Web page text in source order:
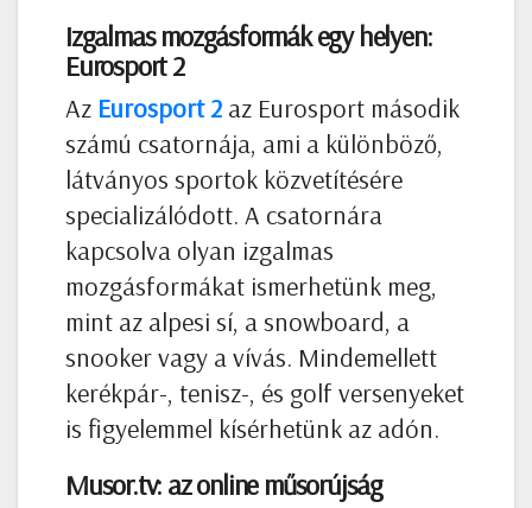
Izgalmas mozgásformák egy helyen:
Eurosport 2
Az Eurosport 2 az Eurosport második
számú csatornája, ami a különböző,
látványos sportok közvetítésére
specializálódott. A csatornára
kapcsolva olyan izgalmas
mozgásformákat ismerhetünk meg,
mint az alpesi sí, a snowboard, a
snooker vagy a vívás. Mindemellett
kerékpár-, tenisz-, és golf versenyeket
is figyelemmel kísérhetünk az adón.
Musor.tv: az online műsorújság